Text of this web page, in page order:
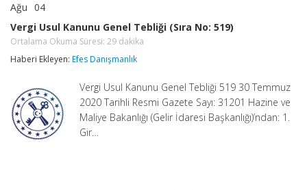
Ağu 04
Kanunu
Genel
Tebliği
(Sıra
Ortalama
Okuma
Süresi:
29
dakika
Vergi Usul Kanunu Genel Tebliği (Sıra No: 519)
Ortalama Okuma Süresi: 29 dakika
Haberi Ekleyen: Efes Danışmanlık
Vergi Usul Kanunu Genel Tebliği 519 30 Temmuz
2020 Tarihli Resmi Gazete Sayı: 31201 Hazine ve
Maliye Bakanlığı (Gelir İdaresi Başkanlığı)’ndan: 1.
Gir…